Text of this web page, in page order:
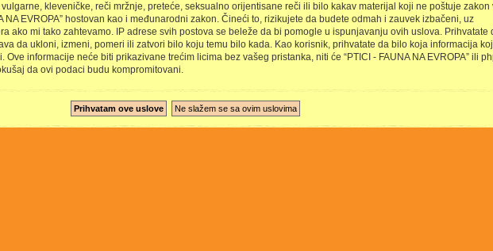
kleveničke, reči mržnje, preteće, seksualno orijentisane reči ili bilo kakav materijal koji ne poštuje zakon
NA EVROPA” hostovan kao i međunarodni zakon. Čineći to, rizikujete da budete odmah i zauvek izbačeni, uz
ako mi tako zahtevamo. IP adrese svih postova se beleže da bi pomogle u ispunjavanju ovih uslova. Prihvatate
da ukloni, izmeni, pomeri ili zatvori bilo koju temu bilo kada. Kao korisnik, prihvatate da bilo koja informacija
informacije neće biti prikazivane trećim licima bez vašeg pristanka, niti će “PTICI - FAUNA NA EVROPA” ili
da ovi podaci budu kompromitovani.